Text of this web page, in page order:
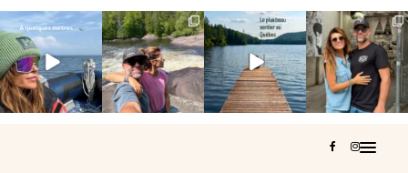
Voir une baleine
en photo, c’est
impressionnant
🐋...
Les Laurentides,
le Québec
version nature.
...
Et si je te disais
qu’il existe un
sentier où tu...
127 37
Montréal, une
très belle
surprise 🇨🇦
452